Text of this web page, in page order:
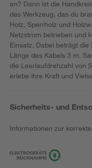
an? Dann ist die
das Werkzeug, das du
Holz, Sperrholz und
Netzstrom betrieben und
Einsatz. Dabei beträgt
Länge des Kabels 3 m.
die Leerlaufdrehzahl von
erlebe ihre Kraft und
Sicherheits- und
Informationen zur